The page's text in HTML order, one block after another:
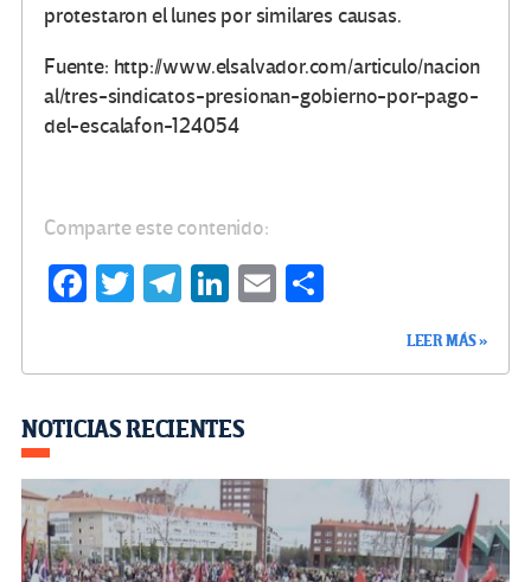
protestaron el lunes por similares causas.
Fuente: http://www.elsalvador.com/articulo/nacion
al/tres-sindicatos-presionan-gobierno-por-pago-
del-escalafon-124054
Comparte este contenido:
Fa
o
k
T
Te
m
Li
n
E
tir
LEER MÁS »
NOTICIAS RECIENTES